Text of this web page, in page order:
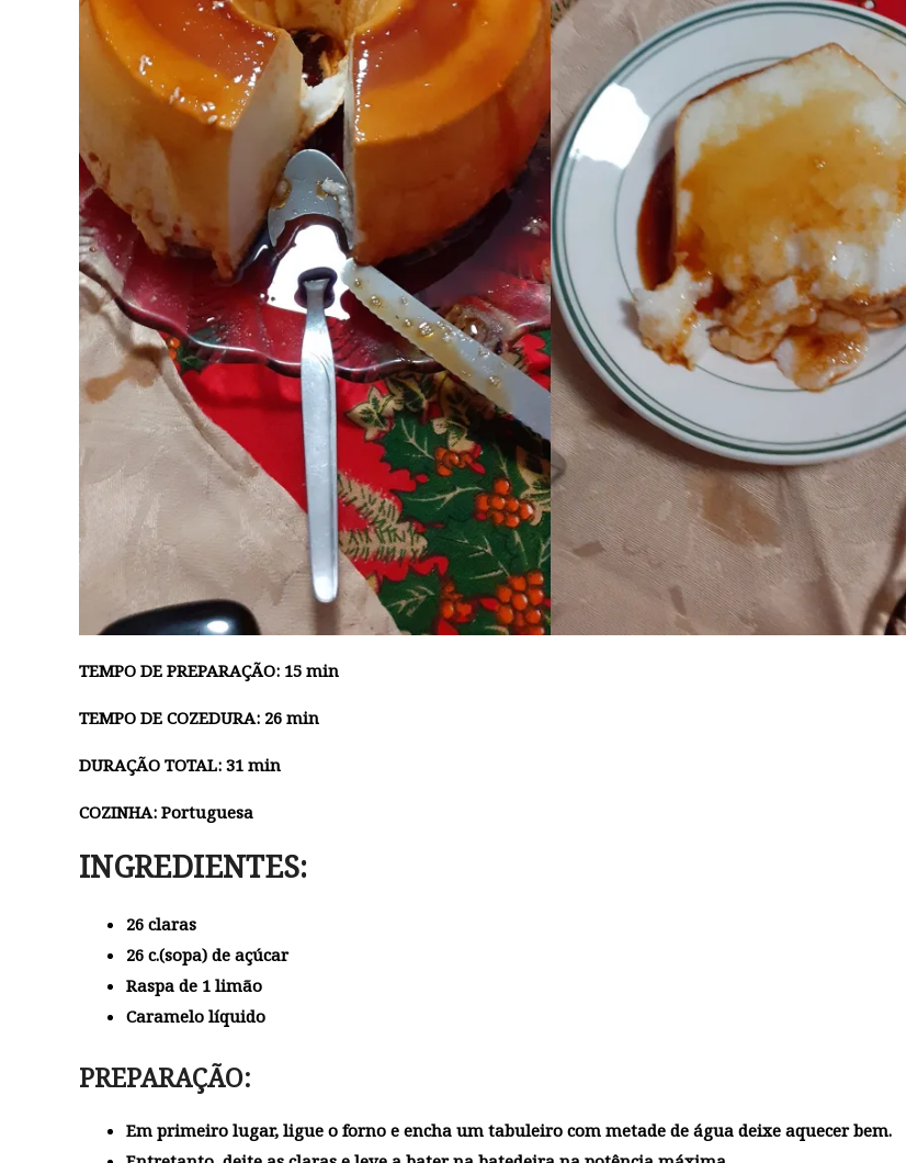
TEMPO DE PREPARAÇÃO: 15 min
TEMPO DE COZEDURA: 26 min
DURAÇÃO TOTAL: 31 min
COZINHA: Portuguesa
INGREDIENTES:
26 claras
26 c.(sopa) de açúcar
Raspa de 1 limão
Caramelo líquido
PREPARAÇÃO:
Em primeiro lugar, ligue o forno e encha um tabuleiro com metade de água deixe aquecer bem.